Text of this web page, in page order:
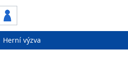
Herní výzva